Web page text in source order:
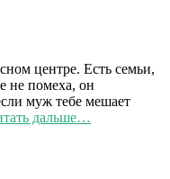
центре. Есть семьи,
не помеха, он
муж тебе мешает
дальше…